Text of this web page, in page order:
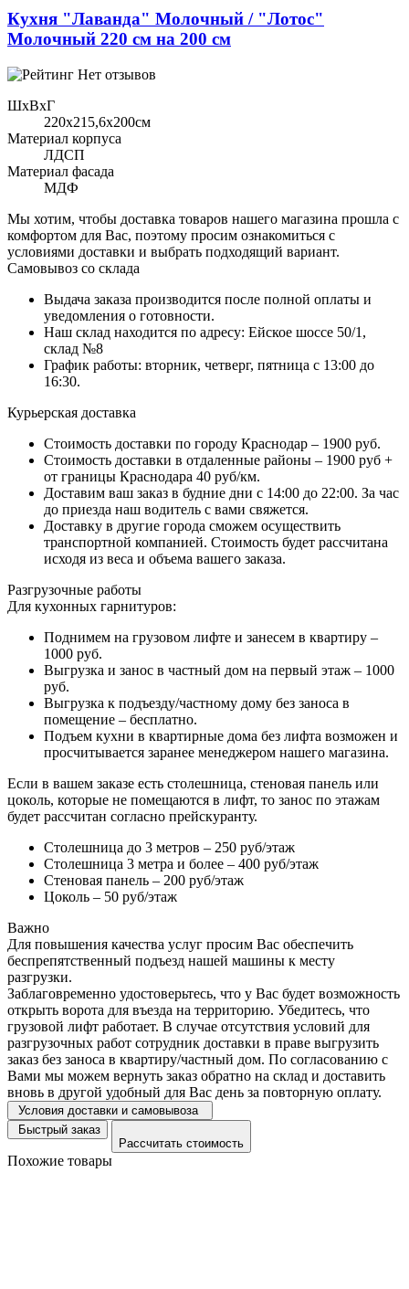
Кухня "Лаванда" Молочный / "Лотос"
Молочный 220 см на 200 см
Нет отзывов
ШхВхГ
220x215,6х200см
Материал корпуса
ЛДСП
Материал фасада
МДФ
Мы хотим, чтобы доставка товаров нашего магазина прошла с
комфортом для Вас, поэтому просим ознакомиться с
условиями доставки и выбрать подходящий вариант.
Самовывоз со склада
Выдача заказа производится после полной оплаты и
уведомления о готовности.
Наш склад находится по адресу: Ейское шоссе 50/1,
склад №8
График работы: вторник, четверг, пятница с 13:00 до
16:30.
Курьерская доставка
Стоимость доставки по городу Краснодар – 1900 руб.
Стоимость доставки в отдаленные районы – 1900 руб +
от границы Краснодара 40 руб/км.
Доставим ваш заказ в будние дни с 14:00 до 22:00. За час
до приезда наш водитель с вами свяжется.
Доставку в другие города сможем осуществить
транспортной компанией. Стоимость будет рассчитана
исходя из веса и объема вашего заказа.
Разгрузочные работы
Для кухонных гарнитуров:
Поднимем на грузовом лифте и занесем в квартиру –
1000 руб.
Выгрузка и занос в частный дом на первый этаж – 1000
руб.
Выгрузка к подъезду/частному дому без заноса в
помещение – бесплатно.
Подъем кухни в квартирные дома без лифта возможен и
просчитывается заранее менеджером нашего магазина.
Если в вашем заказе есть столешница, стеновая панель или
цоколь, которые не помещаются в лифт, то занос по этажам
будет рассчитан согласно прейскуранту.
Столешница до 3 метров – 250 руб/этаж
Столешница 3 метра и более – 400 руб/этаж
Стеновая панель – 200 руб/этаж
Цоколь – 50 руб/этаж
Важно
Для повышения качества услуг просим Вас обеспечить
беспрепятственный подъезд нашей машины к месту
разгрузки.
Заблаговременно удостоверьтесь, что у Вас будет возможность
открыть ворота для въезда на территорию. Убедитесь, что
грузовой лифт работает. В случае отсутствия условий для
разгрузочных работ сотрудник доставки в праве выгрузить
заказ без заноса в квартиру/частный дом. По согласованию с
Вами мы можем вернуть заказ обратно на склад и доставить
вновь в другой удобный для Вас день за повторную оплату.
Условия доставки и самовывоза
Быстрый заказ
Рассчитать стоимость
Похожие товары